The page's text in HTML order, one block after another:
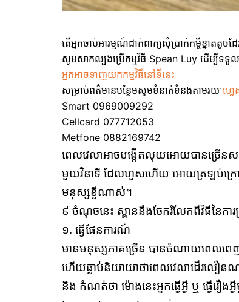
តើអ្នកចាប់អារម្មណ៍ដាក់ពាក្យសុំប្រាក់កម្ចីខ្នាតតូចដ
សូមសាកល្បងប្រើកម្មវិធី Spean Luy ដើម្បីទទួ
អ្នកអាចទាញយកកម្មវិធីនៅទីនេះ
សម្រាប់ពត៌មានបន្ថែមសូមទំនាក់ទំនងតាមរយៈហ្វ
Smart 0969009292
Cellcard 077712053
Metfone 0882169742
ពេលវេលាអាចបង្កើតលុយអោយបានច្រើន
មួយវិនាទី ដែលហួសហើយ អោយត្រឡប់ក្រោយវិ
មនុស្សខ្ចីណាស់។
៩ ចំណុចនេះ ស្ពាននឹងចែករំលែកពីវិធីនៃការ
១. ធ្វើផែនការណ៍
មានមនុស្សភាគច្រើន បានចំណាយពេលពេ
ហើយធ្លាប់និយាយាថាពេលវេលាដើរលឿន
និង កំណត់ថា ម៉ោងនេះអ្នកធ្វើអ្វី ឬ ធ្វើរឿង